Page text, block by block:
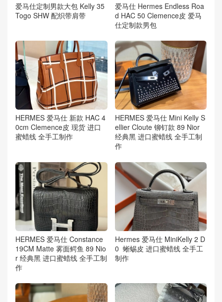
爱马仕定制男款大包 Kelly 35
Togo SHW 配织带肩带
爱马仕 Hermes Endless Roa
d HAC 50 Clemence皮 爱马
仕定制款男包
HERMES 爱马仕 新款 HAC 4
0cm Clemence皮 现货 进口
蜜蜡线 全手工制作
HERMES 爱马仕 Mini Kelly S
ellier Cloute 铆钉款 89 Nior
经典黑 进口蜜蜡线 全手工制
作
HERMES 爱马仕 Constance
19CM Matte 雾面鳄鱼 89 Nio
r 经典黑 进口蜜蜡线 全手工制
作
Hermes 爱马仕 MiniKelly 2 D
0 蜥蜴皮 进口蜜蜡线 全手工
制作